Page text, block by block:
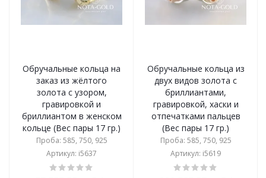
Обручальные кольца на
заказ из жёлтого
золота с узором,
гравировкой и
бриллиантом в женском
кольце (Вес пары 17 гр.)
Проба: 585, 750, 925
Артикул: i5637
Обручальные кольца из
двух видов золота с
бриллиантами,
гравировкой, хаски и
отпечатками пальцев
(Вес пары 17 гр.)
Проба: 585, 750, 925
Артикул: i5619